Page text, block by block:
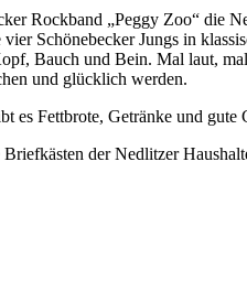
Rockband „Peggy Zoo“ die
Schönebecker Jungs in
Bauch und Bein. Mal laut,
und glücklich werden.
es Fettbrote, Getränke und
der Nedlitzer